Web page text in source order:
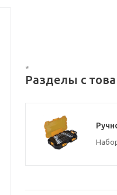
*
Разделы с